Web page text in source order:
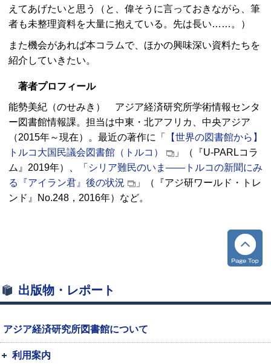
えてあげたいと思う（と、偉そうに言っておきながら、筆
者も未整理資料を大量に抱えている。先は長い……。）
また機会があれば本コラムで、ほかの興味深い資料たちを
紹介していきたい。
著者プロフィール
能勢美紀（のせみき） アジア経済研究所学術情報センタ
ー図書館情報課。担当は中東・北アフリカ、中央アジア
（2015年～現在）。最近の著作に「
【世界の図書館から】
トルコ大国民議会図書館（トルコ）
」（『U-PARLコラ
ム』2019年）、「 シリア難民のいま――トルコの新聞にみ
る『アイラン君』後の状況
」（『アジ研ワールド・トレ
ンド』
No.248，2016年）など。
出版物・レポート
アジア経済研究所図書館について
利用案内